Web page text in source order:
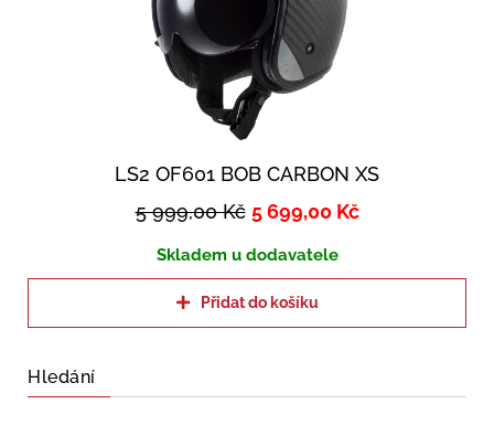
LS2 OF601 BOB CARBON XS
5 999,00Kč 5 699,00 Kč
Skladem u dodavatele
Přidat do košíku
Hledání